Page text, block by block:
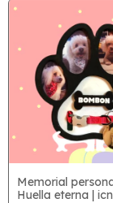
Memorial
Huella eterna |